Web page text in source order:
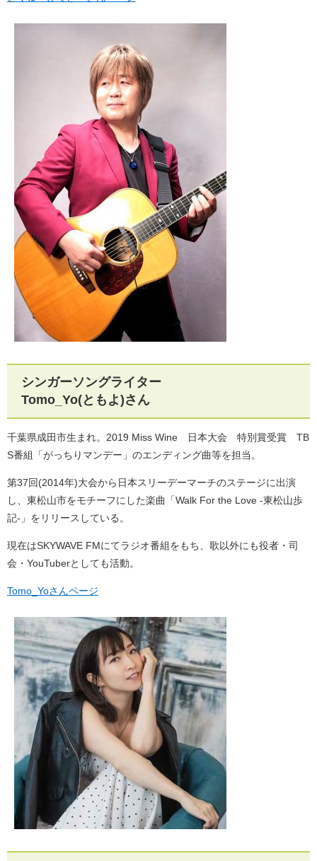
シンガーソングライター
Tomo_Yo(ともよ)さん
千葉県成田市生まれ。2019 Miss Wine 日本大会 特別賞受賞 TB
S番組「がっちりマンデー」のエンディング曲等を担当。
第37回(2014年)大会から日本スリーデーマーチのステージに出演
し、東松山市をモチーフにした楽曲「Walk For the Love -東松山歩
記-」をリリースしている。
現在はSKYWAVE FMにてラジオ番組をもち、歌以外にも役者・司
会・YouTuberとしても活動。
Tomo_Yoさんページ